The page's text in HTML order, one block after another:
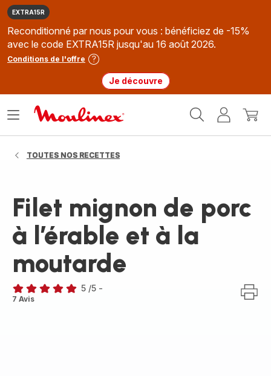
EXTRA15R
Reconditionné par nous pour vous : bénéficiez de -15%
avec le code EXTRA15R jusqu'au 16 août 2026.
Conditions de l'offre
Je découvre
MonMon
Ouvrir
TOUTES NOS RECETTES
Filet mignon de porc
à l’érable et à la
moutarde
Avis
5 /5 -
7 Avis